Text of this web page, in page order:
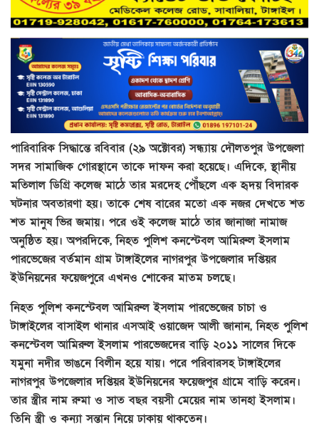
পারিবারিক সিদ্ধান্তে রবিবার (২৯ অক্টোবর) সন্ধ্যায় দৌলতপুর উপজেলা
সদর সামাজিক গোরস্থানে তাকে দাফন করা হয়েছে। এদিকে, স্থানীয়
মতিলাল ডিগ্রি কলেজ মাঠে তার মরদেহ পৌঁছলে এক হৃদয় বিদারক
ঘটনার অবতারণা হয়। তাকে শেষ বারের মতো এক নজর দেখতে শত
শত মানুষ ভির জমায়। পরে ওই কলেজ মাঠে তার জানাজা নামাজ
অনুষ্ঠিত হয়। অপরদিকে, নিহত পুলিশ কনস্টেবল আমিরুল ইসলাম
পারভেজের বর্তমান গ্রাম টাঙ্গাইলের নাগরপুর উপজেলার দপ্তিয়র
ইউনিয়নের ফয়েজপুরে এখনও শোকের মাতম চলছে।
নিহত পুলিশ কনস্টেবল আমিরুল ইসলাম পারভেজের চাচা ও
টাঙ্গাইলের বাসাইল থানার এসআই ওয়াজেদ আলী জানান, নিহত পুলিশ
কনস্টেবল আমিরুল ইসলাম পারভেজদের বাড়ি ২০১১ সালের দিকে
যমুনা নদীর ভাঙনে বিলীন হয়ে যায়। পরে পরিবারসহ টাঙ্গাইলের
নাগরপুর উপজেলার দপ্তিয়র ইউনিয়নের ফয়েজপুর গ্রামে বাড়ি করেন।
তার স্ত্রীর নাম রুমা ও সাত বছর বয়সী মেয়ের নাম তানহা ইসলাম।
তিনি স্ত্রী ও কন্যা সন্তান নিয়ে ঢাকায় থাকতেন।